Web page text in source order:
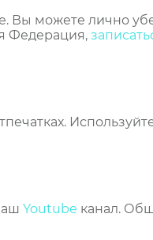
Вы можете лично
Федерация,
Youtube канал.